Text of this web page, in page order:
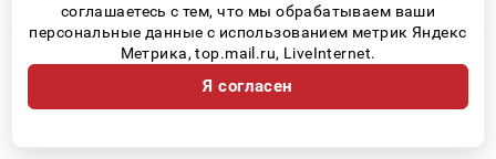
© 2026 «Kurgan-Live» | Все права защищены
Возрастная категория сайта 16+
Политика конфиденциальности
соглашаетесь с тем, что мы обрабатываем ваши
персональные данные с использованием метрик Яндекс
Метрика, top.mail.ru, LiveInternet.
Я согласен